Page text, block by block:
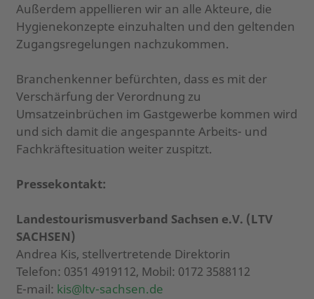
Außerdem appellieren wir an alle Akteure, die
Hygienekonzepte einzuhalten und den geltenden
Zugangsregelungen nachzukommen.
Branchenkenner befürchten, dass es mit der
Verschärfung der Verordnung zu
Umsatzeinbrüchen im Gastgewerbe kommen wird
und sich damit die angespannte Arbeits- und
Fachkräftesituation weiter zuspitzt.
Pressekontakt:
Landestourismusverband Sachsen e.V. (LTV
SACHSEN)
Andrea Kis, stellvertretende Direktorin
Telefon: 0351 4919112, Mobil: 0172 3588112
E-mail: kis@ltv-sachsen.de